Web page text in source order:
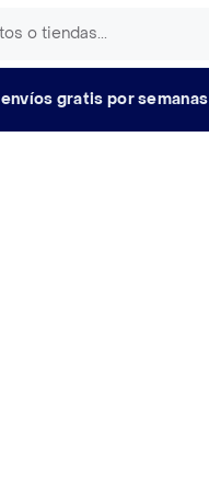
envíos gratis por semanas